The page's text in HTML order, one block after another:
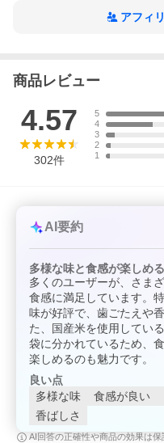
--- 山盛り大袋 -------------------
■箱の大きさ：
短冊熨斗のみ対応。
■追加送料が必要な地域：沖
アフィ
商品レビュー
4.57
302件
5
4
3
2
1
AI要約
多様な味と食感が楽しめ
多くのユーザーが、さま
食感に満足しています。
味が好評で、歯ごたえや
た、国産米を使用してい
袋に分かれているため、
楽しめるのも魅力です。
良い点
多様な味
食感が良い
香ばしさ
AI回答の正確性や商品の効果は保